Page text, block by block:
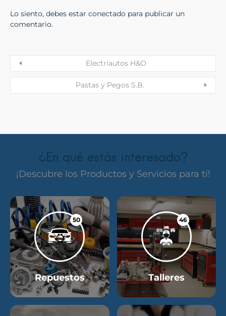
Lo siento, debes estar conectado para publicar un
comentario.
Electriautos H&O
Pastas y Pegos S.B.
¿En qué estás interesado?
¡Descubre los Productos y Servicios para ti!
50
Repuestos
46
Talleres